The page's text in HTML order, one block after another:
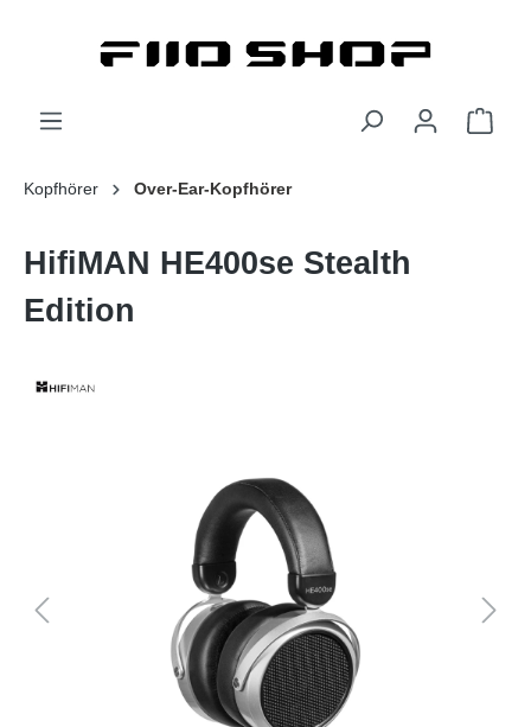
Kopfhörer Over-Ear-Kopfhörer
HifiMAN HE400se Stealth
Edition